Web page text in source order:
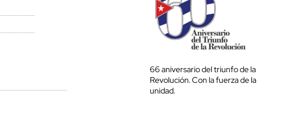
66 aniversario del triunfo de la
Revolución. Con la fuerza de la
unidad.